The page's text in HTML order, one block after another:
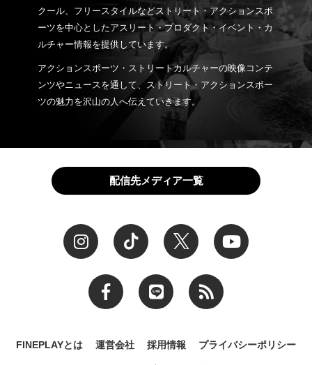
クール、フリースタイルなどストリート・アクションスポ
ーツを中心としたアスリート・プロダクト・イベント・カ
ルチャー情報を提供しています。
アクションスポーツ・ストリートカルチャーの映像コンテ
ンツやニュースを通して、ストリート・アクションスポー
ツの魅力を沢山の人へ伝えていきます。
配信先メディア一覧
FINEPLAYとは 運営会社 採用情報 プライバシーポリシー